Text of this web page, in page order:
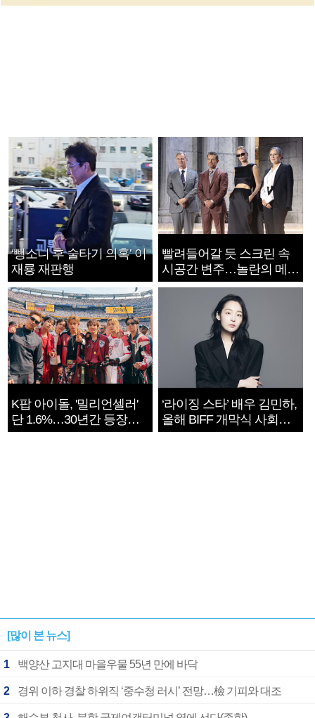
‘뺑소니 후 술타기 의혹’ 이
재룡 재판행
빨려들어갈 듯 스크린 속
시공간 변주…놀란의 메시
지는 ‘전쟁 속죄’
K팝 아이돌, '밀리언셀러'
단 1.6%…30년간 등장
1182개팀 전수조사
‘라이징 스타’ 배우 김민하,
올해 BIFF 개막식 사회자
확정
[많이 본 뉴스]
1 백양산 고지대 마을우물 55년 만에 바닥
2 경위 이하 경찰 하위직 ‘중수청 러시’ 전망…檢 기피와 대조